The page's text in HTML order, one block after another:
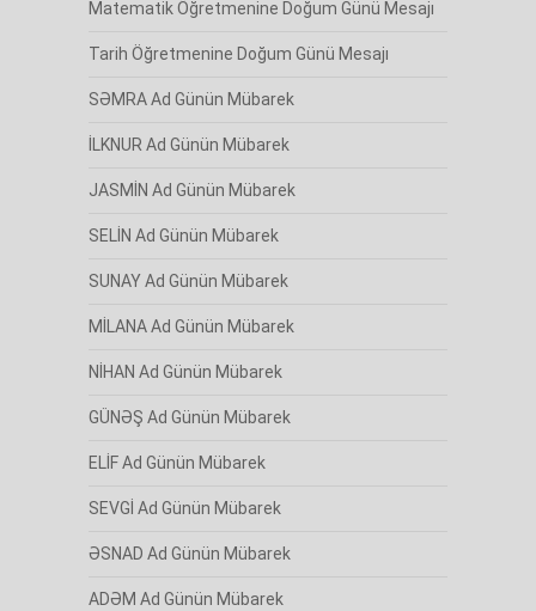
Matematik Öğretmenine Doğum Günü Mesajı
Tarih Öğretmenine Doğum Günü Mesajı
SƏMRA Ad Günün Mübarek
İLKNUR Ad Günün Mübarek
JASMİN Ad Günün Mübarek
SELİN Ad Günün Mübarek
SUNAY Ad Günün Mübarek
MİLANA Ad Günün Mübarek
NİHAN Ad Günün Mübarek
GÜNƏŞ Ad Günün Mübarek
ELİF Ad Günün Mübarek
SEVGİ Ad Günün Mübarek
ƏSNAD Ad Günün Mübarek
ADƏM Ad Günün Mübarek